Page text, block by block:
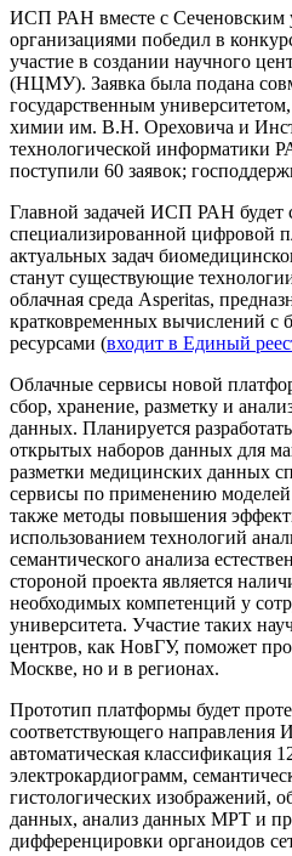
ИСП РАН вместе с Сеченовским
организациями победил в
участие в создании научного
(НЦМУ). Заявка была подана
государственным
химии им. В.Н. Ореховича и
технологической информатики
поступили 60 заявок;
Главной задачей ИСП РАН будет
специализированной цифровой
актуальных задач
станут существующие
облачная среда Asperitas,
кратковременных вычислений с
ресурсами (входит в Единый
Облачные сервисы новой
сбор, хранение, разметку и
данных. Планируется
открытых наборов данных для
разметки медицинских данных
сервисы по применению
также методы повышения
использованием технологий
семантического анализа
стороной проекта является
необходимых компетенций у
университета. Участие таких
центров, как НовГУ, поможет
Москве, но и в регионах.
Прототип платформы будет
соответствующего
автоматическая классификация
электрокардиограмм,
гистологических изображений,
данных, анализ данных МРТ и
дифференцировки органоидов